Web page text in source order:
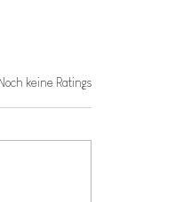
bewertet.
keine Ratings